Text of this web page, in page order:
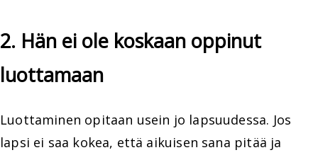
2. Hän ei ole koskaan oppinut
luottamaan
Luottaminen opitaan usein jo lapsuudessa. Jos
lapsi ei saa kokea, että aikuisen sana pitää ja